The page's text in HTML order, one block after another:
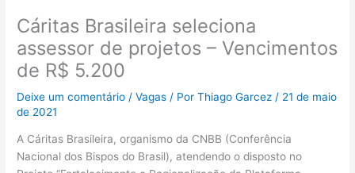
Cáritas Brasileira seleciona
assessor de projetos – Vencimentos
de R$ 5.200
Deixe um comentário /Vagas / PorThiago Garcez / 21 de maio
de 2021
A Cáritas Brasileira, organismo da CNBB (Conferência
Nacional dos Bispos do Brasil), atendendo o disposto no